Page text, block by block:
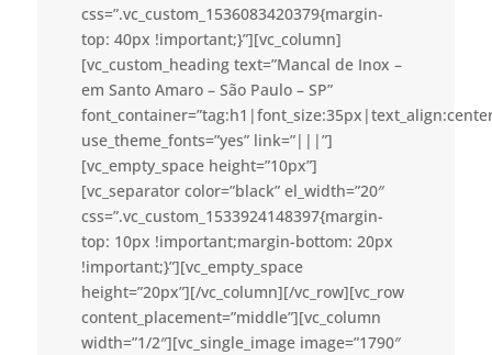
css=”.vc_custom_1536083420379{margin-
top: 40px !important;}”][vc_column]
[vc_custom_heading text=”Mancal de Inox –
em Santo Amaro – São Paulo – SP”
use_theme_fonts=”yes” link=”|||”]
[vc_empty_space height=”10px”]
[vc_separator color=”black” el_width=”20″
css=”.vc_custom_1533924148397{margin-
top: 10px !important;margin-bottom: 20px
!important;}”][vc_empty_space
height=”20px”][/vc_column][/vc_row][vc_row
content_placement=”middle”][vc_column
width=”1/2″][vc_single_image image=”1790″